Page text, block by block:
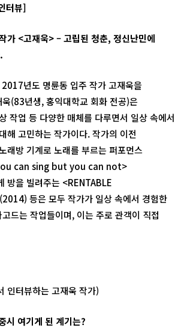
터뷰]
가 <고재욱>–고립된 청춘, 정신난민에
.
년도 명륜동 입주 작가 고재욱을
(83년생, 홍익대학교 회화 전공)은
작업 등 다양한 매체를 다루면서 일상 속에서
해 고민하는 작가이다. 작가의 이전
래방 기계로 노래를 부르는 퍼포먼스
can sing but you can not>
방을 빌려주는 <RENTABLE
등은 모두 작가가 일상 속에서 경험한
드는 작업들이며, 이는 주로 관객이 직접
서 인터뷰하는 고재욱 작가)
시 여기게 된 계기는?